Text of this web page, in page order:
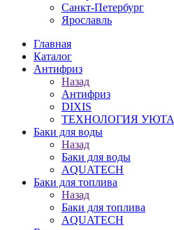
Санкт-Петербург
Ярославль
Главная
Каталог
Антифриз
Назад
Антифриз
DIXIS
ТЕХНОЛОГИЯ УЮТА
Баки для воды
Назад
Баки для воды
AQUATECH
Баки для топлива
Назад
Баки для топлива
AQUATECH